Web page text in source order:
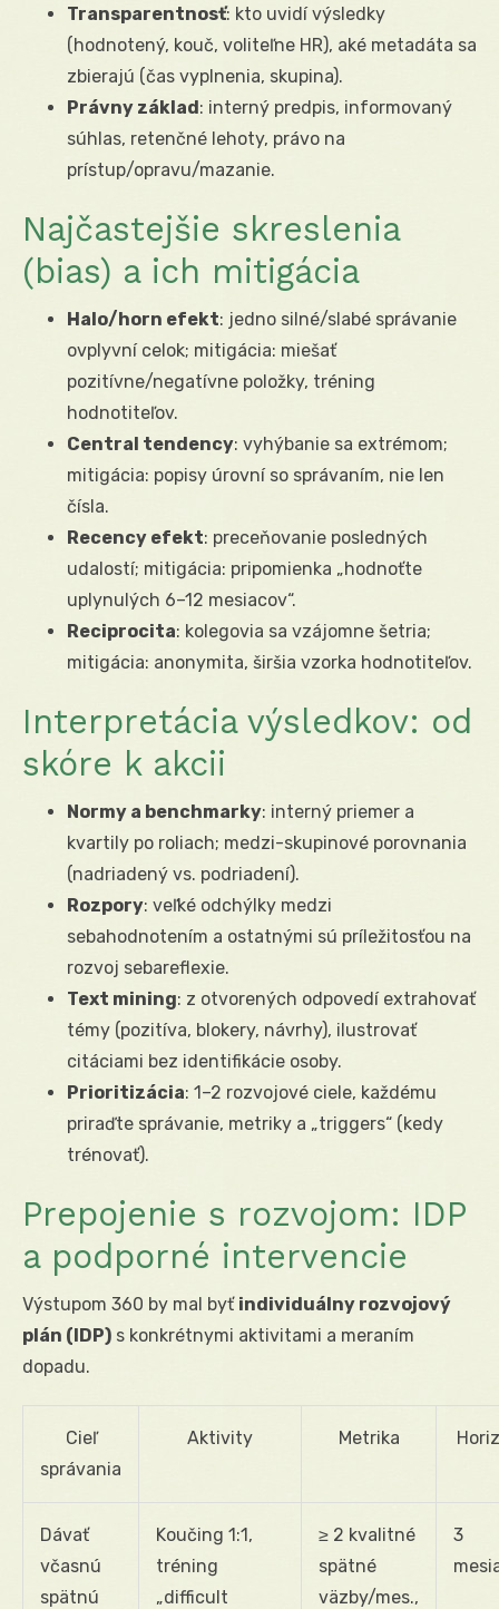
Transparentnosť: kto uvidí výsledky
(hodnotený, kouč, voliteľne HR), aké metadáta sa
zbierajú (čas vyplnenia, skupina).
Právny základ: interný predpis, informovaný
súhlas, retenčné lehoty, právo na
prístup/opravu/mazanie.
Najčastejšie skreslenia
(bias) a ich mitigácia
Halo/horn efekt: jedno silné/slabé správanie
ovplyvní celok; mitigácia: miešať
pozitívne/negatívne položky, tréning
hodnotiteľov.
Central tendency: vyhýbanie sa extrémom;
mitigácia: popisy úrovní so správaním, nie len
čísla.
Recency efekt: preceňovanie posledných
udalostí; mitigácia: pripomienka „hodnoťte
uplynulých 6–12 mesiacov“.
Reciprocita: kolegovia sa vzájomne šetria;
mitigácia: anonymita, širšia vzorka hodnotiteľov.
Interpretácia výsledkov: od
skóre k akcii
Normy a benchmarky: interný priemer a
kvartily po roliach; medzi-skupinové porovnania
(nadriadený vs. podriadení).
Rozpory: veľké odchýlky medzi
sebahodnotením a ostatnými sú príležitosťou na
rozvoj sebareflexie.
Text mining: z otvorených odpovedí extrahovať
témy (pozitíva, blokery, návrhy), ilustrovať
citáciami bez identifikácie osoby.
Prioritizácia: 1–2 rozvojové ciele, každému
priraďte správanie, metriky a „triggers“ (kedy
trénovať).
Prepojenie s rozvojom: IDP
a podporné intervencie
Výstupom 360 by mal byť individuálny rozvojový
plán (IDP) s konkrétnymi aktivitami a meraním
dopadu.
Cieľ
správania
Aktivity Metrika
Dávať
včasnú
spätnú
Koučing 1:1,
tréning
„difficult
≥ 2 kvalitné
spätné
väzby/mes.,
3